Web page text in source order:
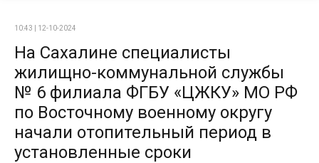
10:43 | 12-10-2024
На Сахалине специалисты
жилищно-коммунальной службы
№ 6 филиала ФГБУ «ЦЖКУ» МО РФ
по Восточному военному округу
начали отопительный период в
установленные сроки